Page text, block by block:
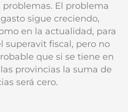
El problema
sigue creciendo,
en la actualidad, para
superavit fiscal, pero no
que si se tiene en
provincias la suma de
será cero.